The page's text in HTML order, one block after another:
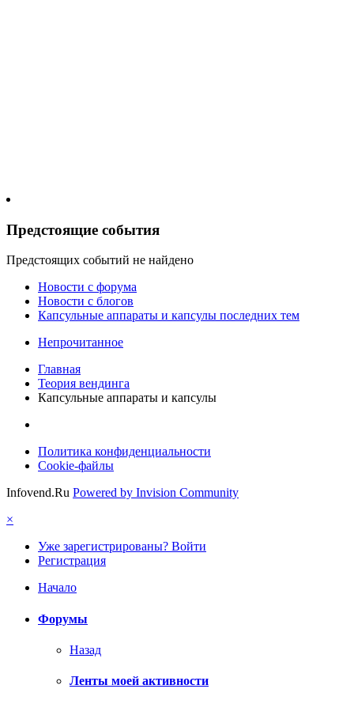
Предстоящие события
Предстоящих событий не найдено
Новости c форума
Новости с блогов
Капсульные аппараты и капсулы последних тем
Непрочитанное
Главная
Теория вендинга
Капсульные аппараты и капсулы
Политика конфиденциальности
Cookie-файлы
Infovend.Ru Powered by Invision Community
×
Уже зарегистрированы? Войти
Регистрация
Начало
Форумы
Назад
Ленты моей активности